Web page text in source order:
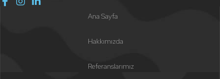
Ana Sayfa
Hakkımızda
Referanslarımız